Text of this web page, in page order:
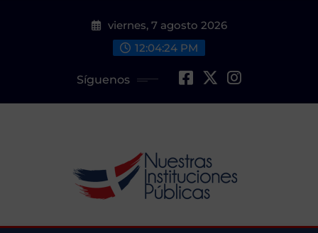
viernes, 7 agosto 2026
12:04:25 PM
Síguenos